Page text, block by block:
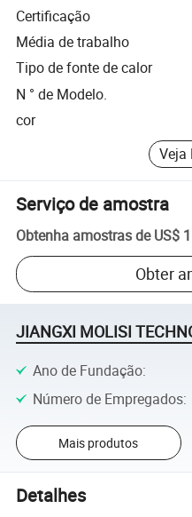
Certificação
Média de trabalho
Tipo de fonte de calor
N ° de Modelo.
cor
Veja
Serviço de amostra
Obtenha amostras de US$
Obter
JIANGXI MOLISI
Ano de Fundação:
Número de Empregados:
Mais produtos
Detalhes